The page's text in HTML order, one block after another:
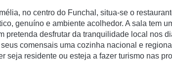
no centro do Funchal, situa-se o
genuí­no e ambiente acolhedor. A sala tem
pretenda desfrutar da tranquilidade local nos
comensais uma cozinha nacional e
seja residente ou esteja a fazer turismo nas